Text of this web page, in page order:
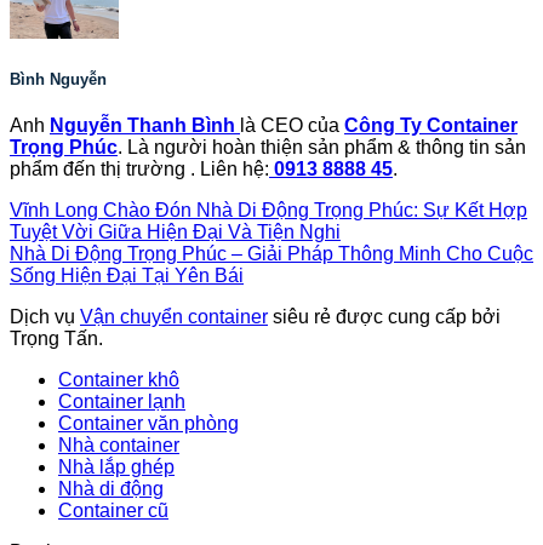
Bình Nguyễn
Anh Nguyễn Thanh Bình là CEO của Công Ty Container
Trọng Phúc. Là người hoàn thiện sản phẩm & thông tin sản
phẩm đến thị trường . Liên hệ: 0913 8888 45.
Vĩnh Long Chào Đón Nhà Di Động Trọng Phúc: Sự Kết Hợp
Tuyệt Vời Giữa Hiện Đại Và Tiện Nghi
Nhà Di Động Trọng Phúc – Giải Pháp Thông Minh Cho Cuộc
Sống Hiện Đại Tại Yên Bái
Dịch vụ Vận chuyển container siêu rẻ được cung cấp bởi
Trọng Tấn.
Container khô
Container lạnh
Container văn phòng
Nhà container
Nhà lắp ghép
Nhà di động
Container cũ